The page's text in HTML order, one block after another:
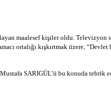
maalesef kişiler oldu. Televizyon
kışkırtmak üzere, “Devlet
SARIGÜL’ü bu konuda tebrik